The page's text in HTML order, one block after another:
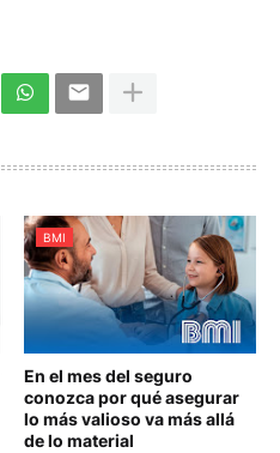
BMI
En el mes del seguro
conozca por qué asegurar
lo más valioso va más allá
de lo material